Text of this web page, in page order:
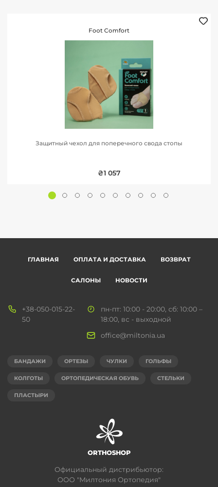
Foot Comfort
Защитный чехол для поперечного свода стопы
₴1 057
ORTHOSHOP
Официальный дистрибьютор:
ООО "Милтония Ортопедия"
пн-пт: 10:00 - 20:00, сб: 10:00 –
18:00, вс - выходной
+38-050-015-22-
50
office@miltonia.ua
БАНДАЖИ ОРТЕЗЫ ЧУЛКИ ГОЛЬФЫ
КОЛГОТЫ ОРТОПЕДИЧЕСКАЯ ОБУВЬ СТЕЛЬКИ
ПЛАСТЫРИ
ГЛАВНАЯ ОПЛАТА И ДОСТАВКА ВОЗВРАТ
САЛОНЫ НОВОСТИ